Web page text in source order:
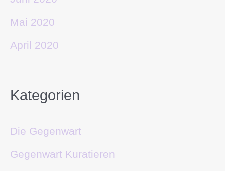
Mai 2020
April 2020
Kategorien
Die Gegenwart
Gegenwart Kuratieren